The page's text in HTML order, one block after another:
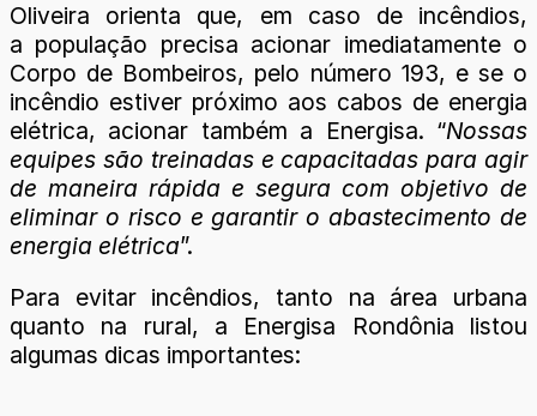
Oliveira orienta que, em caso de incêndios,
a população precisa acionar imediatamente o
Corpo de Bombeiros, pelo número 193, e se o
incêndio estiver próximo aos cabos de energia
elétrica, acionar também a Energisa. “Nossas
equipes são treinadas e capacitadas para agir
de maneira rápida e segura com objetivo de
eliminar o risco e garantir o abastecimento de
energia elétrica”.
Para evitar incêndios, tanto na área urbana
quanto na rural, a Energisa Rondônia listou
algumas dicas importantes: